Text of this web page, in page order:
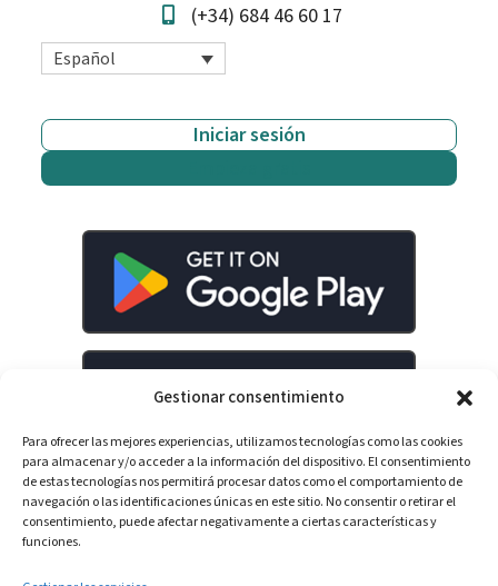
Gestionar consentimiento
Para ofrecer las mejores experiencias, utilizamos tecnologías como las cookies
para almacenar y/o acceder a la información del dispositivo. El consentimiento
de estas tecnologías nos permitirá procesar datos como el comportamiento de
navegación o las identificaciones únicas en este sitio. No consentir o retirar el
consentimiento, puede afectar negativamente a ciertas características y
funciones.
(+34) 684 46 60 17
Español
Iniciar sesión